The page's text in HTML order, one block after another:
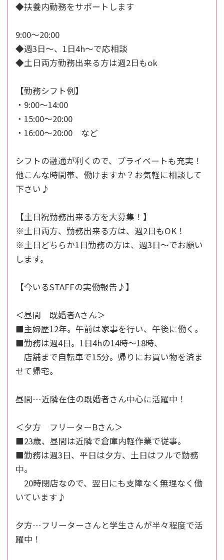
◆扶養内勤務をサポートします
9:00～20:00
◆週3日～、1日4h～で応相談
◆土日両方勤務出来る方は週2日もok
【勤務シフト例】
・9:00～14:00
・15:00～20:00
・16:00～20:00 など
シフトの融通が利くので、プライベートも充実！
他こんな時間帯、働けますか？お気軽に相談して
下さい♪
【土日祝勤務出来る方を大募集！】
※土日両方、勤務出来る方は、週2日もOK！
※土日どちらか1日勤務の方は、週3日～でお願い
します。
【今いるSTAFFの実働報告♪】
＜昼間 既婚者Aさん＞
■主婦歴12年。午前は家事を行い、午後に働く。
■勤務は週4日。1日4hの14時～18時、
店舗まで自転車で15分。帰りにお買い物を済ま
せて帰宅。
昼間…近隣在住の既婚者さん中心に活躍中！
＜夕方 フリーターBさん＞
■23歳、昼間は近隣で倉庫内軽作業で従事。
■勤務は週3日、平日は夕方、土日はフルで勤務
中。
20時閉店なので、翌日にも支障なく無理なく働
いています♪
夕方…フリーターさんと学生さんが半々程度で活
躍中！